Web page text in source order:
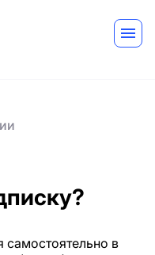
самостоятельно в